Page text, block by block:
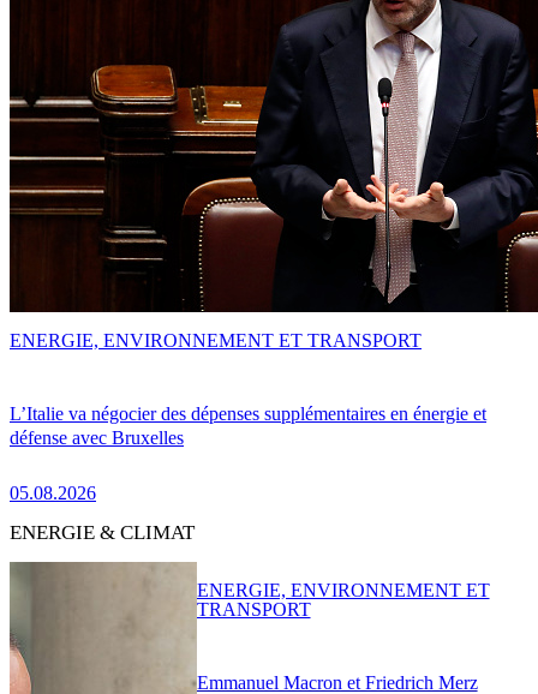
L’Italie va négocier des dépenses supplémentaires en énergie et
défense avec Bruxelles
05.08.2026
ENERGIE, ENVIRONNEMENT ET TRANSPORT
ENERGIE & CLIMAT
Emmanuel Macron et Friedrich Merz
ENERGIE, ENVIRONNEMENT ET
TRANSPORT